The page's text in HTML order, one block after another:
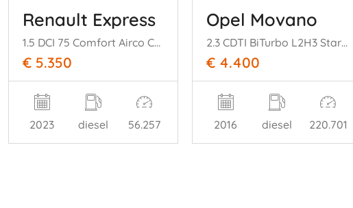
Renault Express
1.5 DCI 75 Comfort Airco Cruise PDC
€ 5.350
2023 diesel 56.257
Opel Movano
2.3 CDTI BiTurbo L2H3 Start/Stop
€ 4.400
2016 diesel 220.701